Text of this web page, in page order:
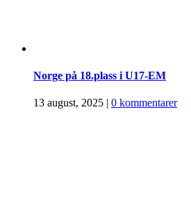
Norge på 18.plass i U17-EM
13 august, 2025 | 0 kommentarer